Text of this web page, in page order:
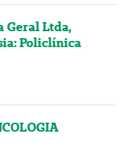
Geral Ltda,
Policlínica